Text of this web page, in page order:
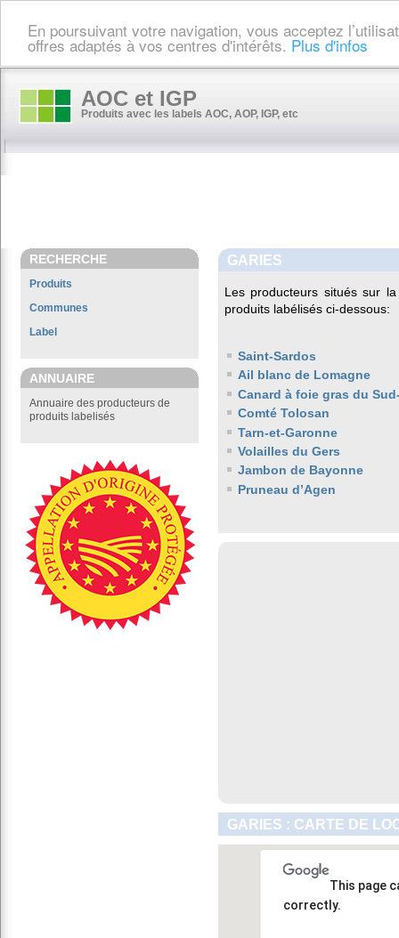
En poursuivant votre navigation, vous acceptez
offres adaptés à vos centres d'intérêts. Plus d'infos
AOC et IGP
Produits avec les labels AOC, AOP, IGP, etc
RECHERCHE
Produits
Communes
Label
ANNUAIRE
Annuaire des producteurs de
produits labelisés
GARIES
Les producteurs situés sur
produits labélisés ci-dessous:
Saint-Sardos
Ail blanc de Lomagne
Canard à foie gras du
Comté Tolosan
Tarn-et-Garonne
Volailles du Gers
Jambon de Bayonne
Pruneau d’Agen
GARIES : CARTE DE
This page
correctly.